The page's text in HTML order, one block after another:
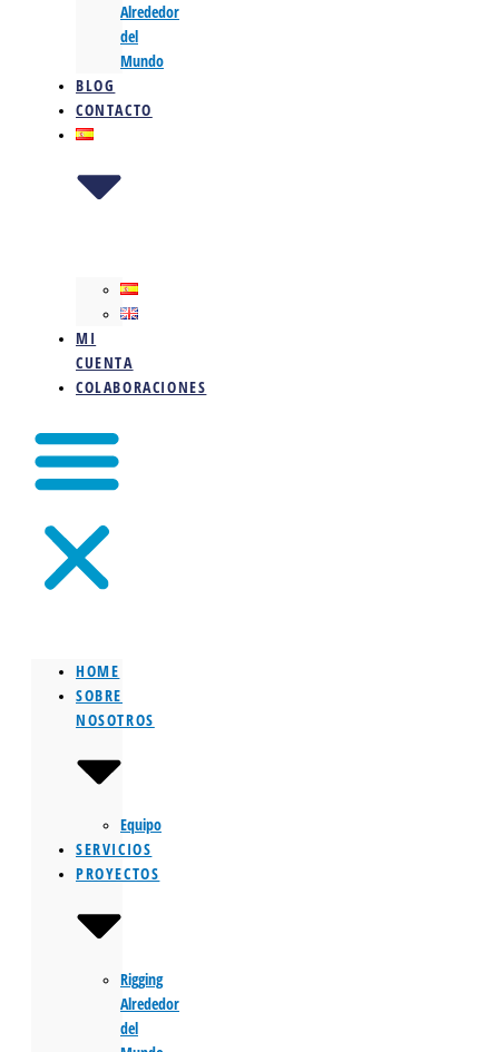
Alrededor
del
Mundo
BLOG
CONTACTO
MI
CUENTA
COLABORACIONES
HOME
SOBRE
NOSOTROS
Equipo
SERVICIOS
PROYECTOS
Rigging
Alrededor
del